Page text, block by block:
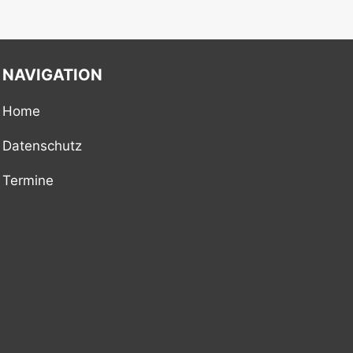
NAVIGATION
Home
Datenschutz
Termine